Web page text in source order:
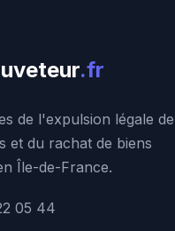
.fr
de l'expulsion légale de
et du rachat de biens
Île-de-France.
05 44